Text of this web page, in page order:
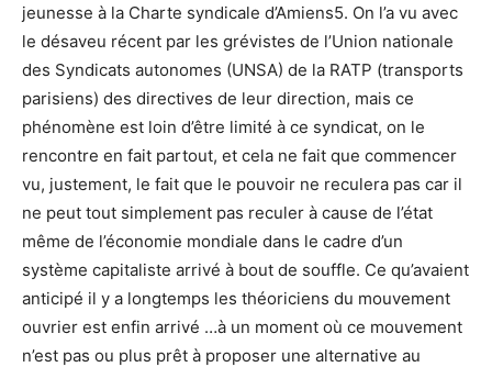
jeunesse à la Charte syndicale d’Amiens5. On l’a vu avec
le désaveu récent par les grévistes de l’Union nationale
des Syndicats autonomes (UNSA) de la RATP (transports
parisiens) des directives de leur direction, mais ce
phénomène est loin d’être limité à ce syndicat, on le
rencontre en fait partout, et cela ne fait que commencer
vu, justement, le fait que le pouvoir ne reculera pas car il
ne peut tout simplement pas reculer à cause de l’état
même de l’économie mondiale dans le cadre d’un
système capitaliste arrivé à bout de souffle. Ce qu’avaient
anticipé il y a longtemps les théoriciens du mouvement
ouvrier est enfin arrivé …à un moment où ce mouvement
n’est pas ou plus prêt à proposer une alternative au